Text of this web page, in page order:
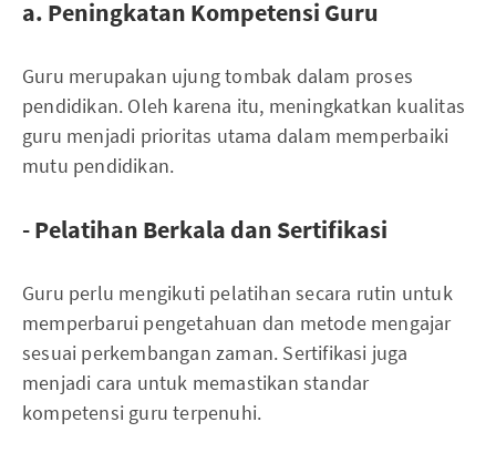
a. Peningkatan Kompetensi Guru
Guru merupakan ujung tombak dalam proses
pendidikan. Oleh karena itu, meningkatkan kualitas
guru menjadi prioritas utama dalam memperbaiki
mutu pendidikan.
- Pelatihan Berkala dan Sertifikasi
Guru perlu mengikuti pelatihan secara rutin untuk
memperbarui pengetahuan dan metode mengajar
sesuai perkembangan zaman. Sertifikasi juga
menjadi cara untuk memastikan standar
kompetensi guru terpenuhi.